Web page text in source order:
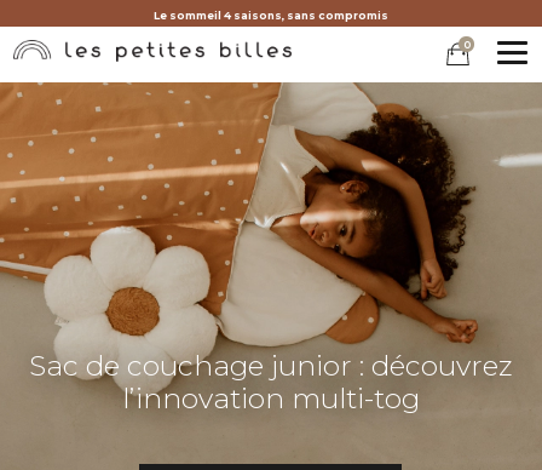
Le sommeil 4 saisons, sans compromis
0
Sac de couchage junior : découvrez
l’innovation multi-tog